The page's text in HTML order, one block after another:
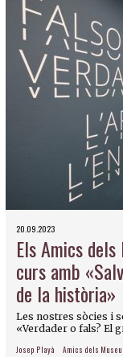
20.09.2023
Els Amics
curs amb
de la història»
Les nostres sòcies i
«Verdader o fals? El
Josep Playà Amics dels